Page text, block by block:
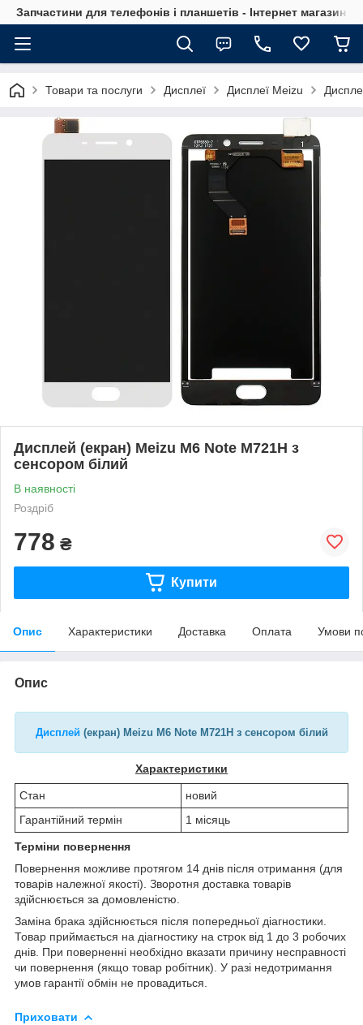
Запчастини для телефонів і планшетів - Інтернет магазин
Товари та послуги Дисплеї Дисплеї Meizu
Дисплей (екран) Meizu M6 Note M721H з
сенсором білий
В наявності
Роздріб
778 ₴
Купити
Опис Характеристики Доставка Оплата Умови
Опис
Дисплей (екран) Meizu M6 Note M721H з сенсором білий
Характеристики
Стан
новий
Гарантійний термін
1 місяць
Терміни повернення
Повернення можливе протягом 14 днів після отримання (для
товарів належної якості). Зворотня доставка товарів
здійснюється за домовленістю.
Заміна брака здійснюється після попередньої діагностики.
Товар приймається на діагностику на строк від 1 до 3 робочих
днів. При поверненні необхідно вказати причину несправності
чи повернення (якщо товар робітник). У разі недотримання
умов гарантії обмін не провадиться.
Приховати